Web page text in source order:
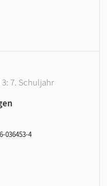
3: 7. Schuljahr
036453-4